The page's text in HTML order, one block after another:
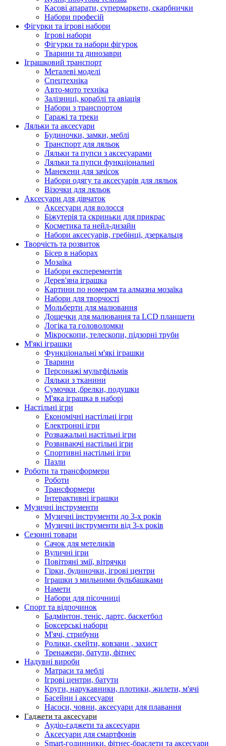
Касові апарати, супермаркети, скарбнички
Набори професій
Фігурки та ігрові набори
Ігрові набори
Фігурки та набори фігурок
Тварини та динозаври
Іграшковий транспорт
Металеві моделі
Спецтехніка
Авто-мото техніка
Залізниці, кораблі та авіація
Набори з транспортом
Гаражі та треки
Ляльки та аксесуари
Будиночки, замки, меблі
Транспорт для ляльок
Ляльки та пупси з аксесуарами
Ляльки та пупси функціональні
Манекени для зачісок
Набори одягу та аксесуарів для ляльок
Візочки для ляльок
Аксесуари для дівчаток
Аксесуари для волосся
Біжутерія та скриньки для прикрас
Косметика та нейл-дизайн
Набори аксесуарів, гребінці, дзеркальця
Творчість та розвиток
Бісер в наборах
Мозаїка
Набори експерементів
Дерев'яна іграшка
Картини по номерам та алмазна мозаїка
Набори для творчості
Мольберти для малювання
Дощечки для малювання та LCD планшети
Логіка та головоломки
Мікроскопи, телескопи, підзорні труби
М'які іграшки
Функціональні м'які іграшки
Тварини
Персонажі мультфільмів
Ляльки з тканини
Сумочки ,брелки, подушки
М'яка іграшка в наборі
Настільні ігри
Економічні настільні ігри
Електронні ігри
Розважальні настільні ігри
Розвиваючі настільні ігри
Спортивні настільні ігри
Пазли
Роботи та трансформери
Роботи
Трансформери
Інтерактивні іграшки
Музичні інструменти
Музичні інструменти до 3-х років
Музичні інструменти від 3-х років
Сезонні товари
Сачок для метеликів
Вуличні ігри
Повітряні змії, вітрячки
Гірки, будиночки, ігрові центри
Іграшки з мильними бульбашками
Намети
Набори для пісочниці
Спорт та відпочинок
Бадмінтон, теніс, дартс, баскетбол
Боксерські набори
М'ячі, стрибуни
Ролики, скейти, ковзани , захист
Тренажери, батути, фітнес
Надувні вироби
Матраси та меблі
Ігрові центри, батути
Круги, нарукавники, плотики, жилети, м'ячі
Басейни і аксесуари
Насоси, човни, аксесуари для плавання
Гаджети та аксесуари
Аудіо-гаджети та аксесуари
Аксесуари для смартфонів
Smart-годинники, фітнес-браслети та аксесуари